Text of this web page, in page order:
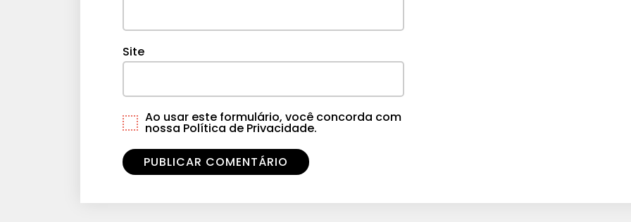
Site
Ao usar este formulário, você concorda com
nossa Política de Privacidade.